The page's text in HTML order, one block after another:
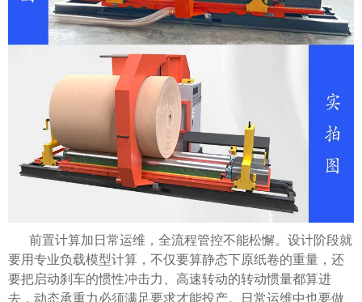
前置计算加日常运维，全流程管控不能松懈。设计阶段就
要用专业负载模型计算，不仅要算静态下原纸卷的重量，还
要把启动刹车的惯性冲击力、高速转动的转动惯量都算进
去，动态承重力必须满足要求才能投产。日常运维中也要做